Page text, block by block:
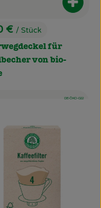
€ / Stück
für
von bio-
Warenkorb
, Verband:
, Kontrollstelle:
DE-ÖKO-022